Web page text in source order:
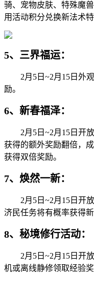
骑、宠物皮肤、特殊魔
用活动积分兑换新法术
5、三界福运：
2月5日~2月15日外
励。
6、新春福泽：
2月5日~2月15日开
获得的额外奖励翻倍，
获得双倍奖励。
7、焕然一新：
2月5日~2月15日开
济民任务将有概率获得新
8、秘境修行活动：
2月5日~2月15日开
机或离线静修领取经验奖